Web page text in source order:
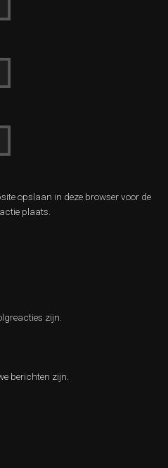
opslaan in deze browser voor de
plaats.
zijn.
berichten zijn.